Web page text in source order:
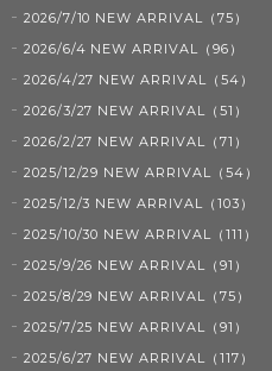
2026/7/10 NEW ARRIVAL（75）
2026/6/4 NEW ARRIVAL（96）
2026/4/27 NEW ARRIVAL（54）
2026/3/27 NEW ARRIVAL（51）
2026/2/27 NEW ARRIVAL（71）
2025/12/29 NEW ARRIVAL（54）
2025/12/3 NEW ARRIVAL（103）
2025/10/30 NEW ARRIVAL（111）
2025/9/26 NEW ARRIVAL（91）
2025/8/29 NEW ARRIVAL（75）
2025/7/25 NEW ARRIVAL（91）
2025/6/27 NEW ARRIVAL（117）